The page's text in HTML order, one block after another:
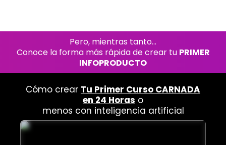
Pero, mientras tanto...
Conoce la forma más rápida de crear tu PRIMER
INFOPRODUCTO
Cómo crear Tu Primer Curso CARNADA
en 24 Horas o
menos con inteligencia artificial